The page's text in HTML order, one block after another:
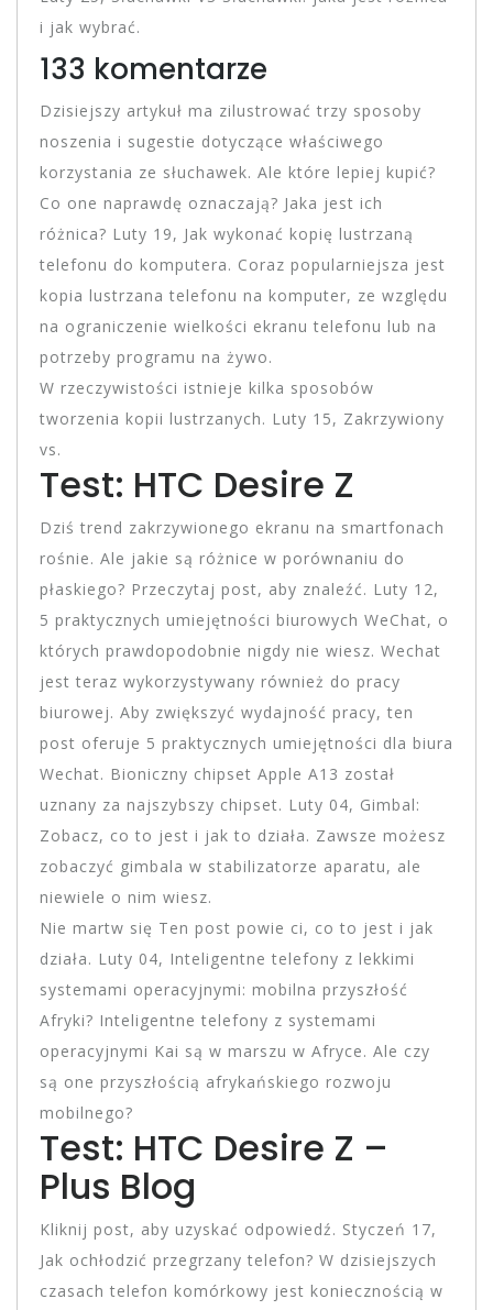
i jak wybrać.
133 komentarze
Dzisiejszy artykuł ma zilustrować trzy sposoby
noszenia i sugestie dotyczące właściwego
korzystania ze słuchawek. Ale które lepiej kupić?
Co one naprawdę oznaczają? Jaka jest ich
różnica? Luty 19, Jak wykonać kopię lustrzaną
telefonu do komputera. Coraz popularniejsza jest
kopia lustrzana telefonu na komputer, ze względu
na ograniczenie wielkości ekranu telefonu lub na
potrzeby programu na żywo.
W rzeczywistości istnieje kilka sposobów
tworzenia kopii lustrzanych. Luty 15, Zakrzywiony
vs.
Test: HTC Desire Z
Dziś trend zakrzywionego ekranu na smartfonach
rośnie. Ale jakie są różnice w porównaniu do
płaskiego? Przeczytaj post, aby znaleźć. Luty 12,
5 praktycznych umiejętności biurowych WeChat, o
których prawdopodobnie nigdy nie wiesz. Wechat
jest teraz wykorzystywany również do pracy
biurowej. Aby zwiększyć wydajność pracy, ten
post oferuje 5 praktycznych umiejętności dla biura
Wechat. Bioniczny chipset Apple A13 został
uznany za najszybszy chipset. Luty 04, Gimbal:
Zobacz, co to jest i jak to działa. Zawsze możesz
zobaczyć gimbala w stabilizatorze aparatu, ale
niewiele o nim wiesz.
Nie martw się Ten post powie ci, co to jest i jak
działa. Luty 04, Inteligentne telefony z lekkimi
systemami operacyjnymi: mobilna przyszłość
Afryki? Inteligentne telefony z systemami
operacyjnymi Kai są w marszu w Afryce. Ale czy
są one przyszłością afrykańskiego rozwoju
mobilnego?
Test: HTC Desire Z –
Plus Blog
Kliknij post, aby uzyskać odpowiedź. Styczeń 17,
Jak ochłodzić przegrzany telefon? W dzisiejszych
czasach telefon komórkowy jest koniecznością w